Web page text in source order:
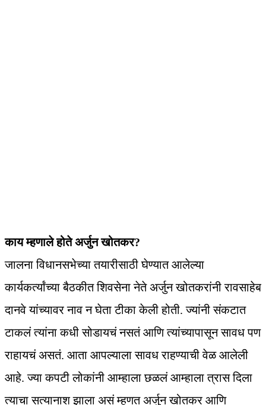
काय म्हणाले होते अर्जुन खोतकर?
जालना विधानसभेच्या तयारीसाठी घेण्यात आलेल्या
कार्यकर्त्यांच्या बैठकीत शिवसेना नेते अर्जुन खोतकरांनी रावसाहेब
दानवे यांच्यावर नाव न घेता टीका केली होती. ज्यांनी संकटात
टाकलं त्यांना कधी सोडायचं नसतं आणि त्यांच्यापासून सावध पण
राहायचं असतं. आता आपल्याला सावध राहण्याची वेळ आलेली
आहे. ज्या कपटी लोकांनी आम्हाला छळलं आम्हाला त्रास दिला
त्याचा सत्यानाश झाला असं म्हणत अर्जुन खोतकर आणि